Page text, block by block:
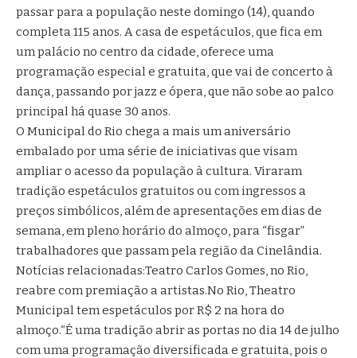
passar para a população neste domingo (14), quando
completa 115 anos. A casa de espetáculos, que fica em
um palácio no centro da cidade, oferece uma
programação especial e gratuita, que vai de concerto à
dança, passando por jazz e ópera, que não sobe ao palco
principal há quase 30 anos.
O Municipal do Rio chega a mais um aniversário
embalado por uma série de iniciativas que visam
ampliar o acesso da população à cultura. Viraram
tradição espetáculos gratuitos ou com ingressos a
preços simbólicos, além de apresentações em dias de
semana, em pleno horário do almoço, para “fisgar”
trabalhadores que passam pela região da Cinelândia.
Notícias relacionadas:Teatro Carlos Gomes, no Rio,
reabre com premiação a artistas.No Rio, Theatro
Municipal tem espetáculos por R$ 2 na hora do
almoço.“É uma tradição abrir as portas no dia 14 de julho
com uma programação diversificada e gratuita, pois o